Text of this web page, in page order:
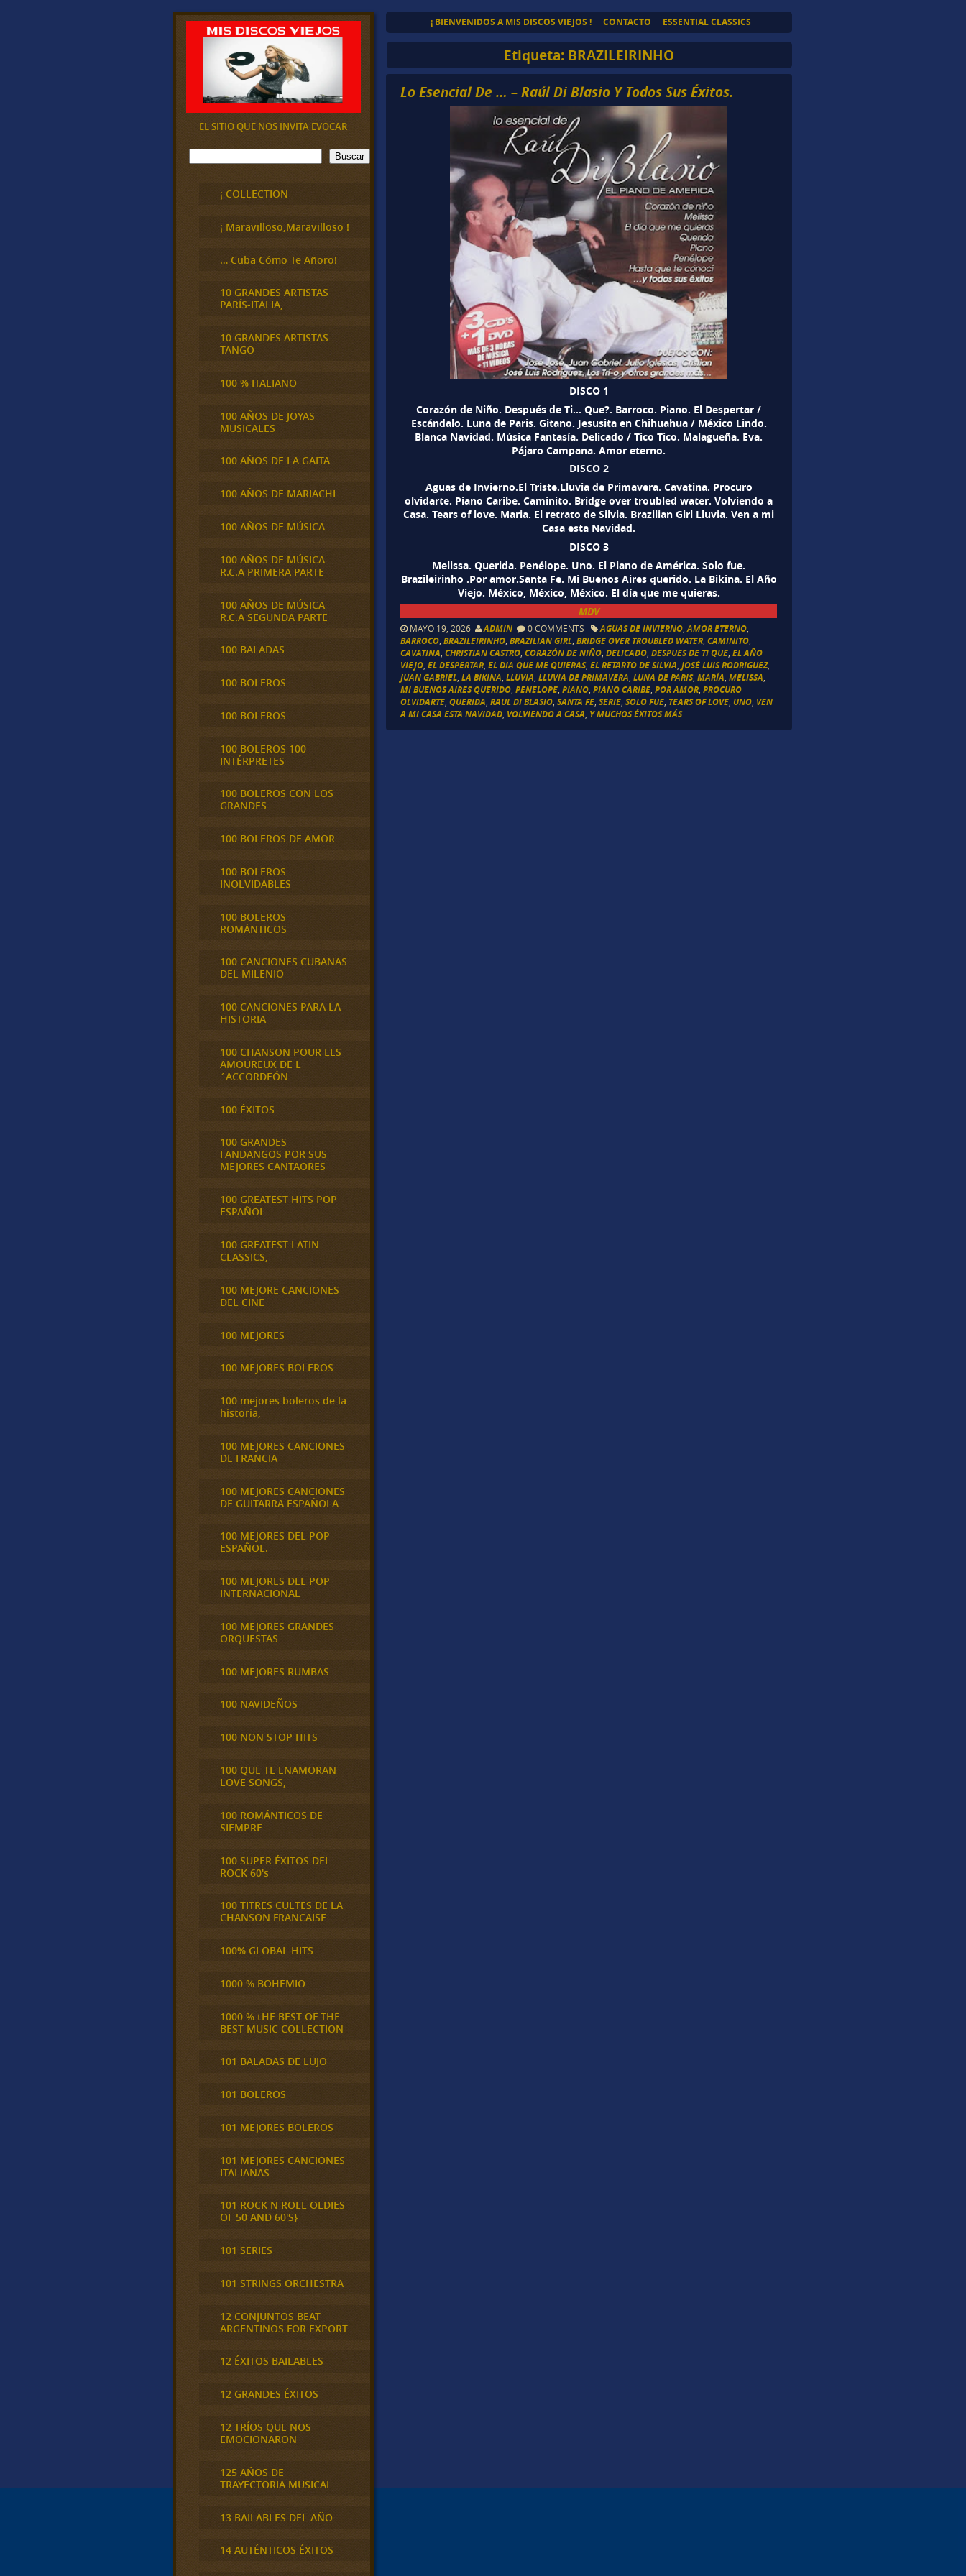
¡ BIENVENIDOS A MIS DISCOS VIEJOS ! CONTACTO ESSENTIAL CLASSICS
Etiqueta: BRAZILEIRINHO
Lo Esencial De … – Raúl Di Blasio Y Todos Sus Éxitos.
DISCO 1
Corazón de Niño. Después de Ti… Que?. Barroco. Piano. El Despertar /
Escándalo. Luna de Paris. Gitano. Jesusita en Chihuahua / México Lindo.
Blanca Navidad. Música Fantasía. Delicado / Tico Tico. Malagueña. Eva.
Pájaro Campana. Amor eterno.
DISCO 2
Aguas de Invierno.El Triste.Lluvia de Primavera. Cavatina. Procuro
olvidarte. Piano Caribe. Caminito. Bridge over troubled water. Volviendo a
Casa. Tears of love. Maria. El retrato de Silvia. Brazilian Girl Lluvia. Ven a mi
Casa esta Navidad.
DISCO 3
Melissa. Querida. Penélope. Uno. El Piano de América. Solo fue.
Brazileirinho .Por amor.Santa Fe. Mi Buenos Aires querido. La Bikina. El Año
Viejo. México, México, México. El día que me quieras.
MDV
MAYO 19, 2026 ADMIN 0 COMMENTS AGUAS DE INVIERNO,AMOR ETERNO,
BARROCO,BRAZILEIRINHO,BRAZILIAN GIRL,BRIDGE OVER TROUBLED WATER,CAMINITO,
CAVATINA,CHRISTIAN CASTRO,CORAZÓN DE NIÑO,DELICADO,DESPUES DE TI QUE,EL AÑO
VIEJO,EL DESPERTAR,EL DIA QUE ME QUIERAS,EL RETARTO DE SILVIA,JOSÉ LUIS RODRIGUEZ,
JUAN GABRIEL,LA BIKINA,LLUVIA,LLUVIA DE PRIMAVERA,LUNA DE PARIS,MARÍA,MELISSA,
MI BUENOS AIRES QUERIDO,PENELOPE,PIANO,PIANO CARIBE,POR AMOR,PROCURO
OLVIDARTE,QUERIDA,RAUL DI BLASIO,SANTA FE,SERIE,SOLO FUE, TEARS OF LOVE, UNO, VEN
A MI CASA ESTA NAVIDAD, VOLVIENDO A CASA, Y MUCHOS ÉXITOS MÁS
EL SITIO QUE NOS INVITA EVOCAR
B
u
Buscar
¡ COLLECTION
¡ Maravilloso,Maravilloso !
… Cuba Cómo Te Añoro!
10 GRANDES ARTISTAS
PARÍS-ITALIA,
10 GRANDES ARTISTAS
TANGO
100 % ITALIANO
100 AÑOS DE JOYAS
MUSICALES
100 AÑOS DE LA GAITA
100 AÑOS DE MARIACHI
100 AÑOS DE MÚSICA
100 AÑOS DE MÚSICA
R.C.A PRIMERA PARTE
100 AÑOS DE MÚSICA
R.C.A SEGUNDA PARTE
100 BALADAS
100 BOLEROS
100 BOLEROS
100 BOLEROS 100
INTÉRPRETES
100 BOLEROS CON LOS
GRANDES
100 BOLEROS DE AMOR
100 BOLEROS
INOLVIDABLES
100 BOLEROS
ROMÁNTICOS
100 CANCIONES CUBANAS
DEL MILENIO
100 CANCIONES PARA LA
HISTORIA
100 CHANSON POUR LES
AMOUREUX DE L
´ACCORDEÓN
100 ÉXITOS
100 GRANDES
FANDANGOS POR SUS
MEJORES CANTAORES
100 GREATEST HITS POP
ESPAÑOL
100 GREATEST LATIN
CLASSICS,
100 MEJORE CANCIONES
DEL CINE
100 MEJORES
100 MEJORES BOLEROS
100 mejores boleros de la
historia,
100 MEJORES CANCIONES
DE FRANCIA
100 MEJORES CANCIONES
DE GUITARRA ESPAÑOLA
100 MEJORES DEL POP
ESPAÑOL.
100 MEJORES DEL POP
INTERNACIONAL
100 MEJORES GRANDES
ORQUESTAS
100 MEJORES RUMBAS
100 NAVIDEÑOS
100 NON STOP HITS
100 QUE TE ENAMORAN
LOVE SONGS,
100 ROMÁNTICOS DE
SIEMPRE
100 SUPER ÉXITOS DEL
ROCK 60's
100 TITRES CULTES DE LA
CHANSON FRANCAISE
100% GLOBAL HITS
1000 % BOHEMIO
1000 % tHE BEST OF THE
BEST MUSIC COLLECTION
101 BALADAS DE LUJO
101 BOLEROS
101 MEJORES BOLEROS
101 MEJORES CANCIONES
ITALIANAS
101 ROCK N ROLL OLDIES
OF 50 AND 60'S}
101 SERIES
101 STRINGS ORCHESTRA
12 CONJUNTOS BEAT
ARGENTINOS FOR EXPORT
12 ÉXITOS BAILABLES
12 GRANDES ÉXITOS
12 TRÍOS QUE NOS
EMOCIONARON
125 AÑOS DE
TRAYECTORIA MUSICAL
13 BAILABLES DEL AÑO
14 AUTÉNTICOS ÉXITOS